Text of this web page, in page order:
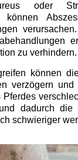
oder
können
zu verhindern.
können
verzögern
dadurch die
schwieriger